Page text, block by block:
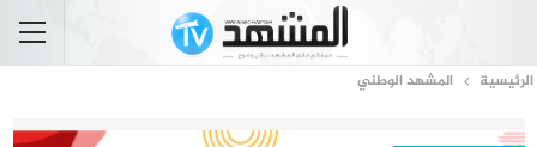
الرئيسية المشهد الوطني